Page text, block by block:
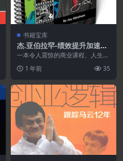
书籍宝库
杰.亚伯拉罕-绩效提升加速器.
PDF
一本令人震惊的商业课程、人生秘
“加速器”， 爆...
1 年前 35